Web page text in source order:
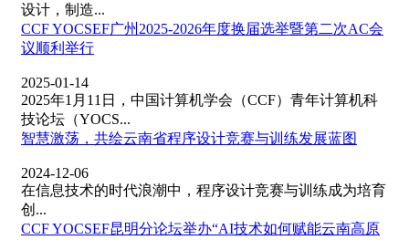
设计，制造...
CCF YOCSEF广州2025-2026年度换届选举暨第二次AC会
议顺利举行
2025-01-14
2025年1月11日，中国计算机学会（CCF）青年计算机科
技论坛（YOCS...
智慧激荡，共绘云南省程序设计竞赛与训练发展蓝图
2024-12-06
在信息技术的时代浪潮中，程序设计竞赛与训练成为培育
创...
CCF YOCSEF昆明分论坛举办“AI技术如何赋能云南高原